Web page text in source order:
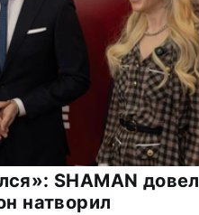
SHAMAN довел
натворил